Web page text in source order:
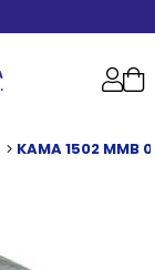
KAMA 1502 MMB